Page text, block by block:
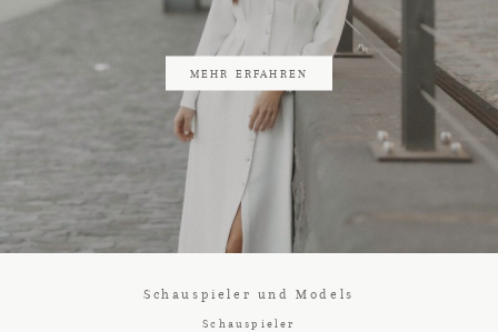
MEHR ERFAHREN
Schauspieler und Models
Schauspieler